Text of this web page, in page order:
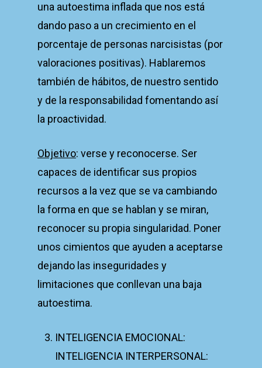
una autoestima inflada que nos está
dando paso a un crecimiento en el
porcentaje de personas narcisistas (por
valoraciones positivas). Hablaremos
también de hábitos, de nuestro sentido
y de la responsabilidad fomentando así
la proactividad.
Objetivo: verse y reconocerse. Ser
capaces de identificar sus propios
recursos a la vez que se va cambiando
la forma en que se hablan y se miran,
reconocer su propia singularidad. Poner
unos cimientos que ayuden a aceptarse
dejando las inseguridades y
limitaciones que conllevan una baja
autoestima.
INTELIGENCIA EMOCIONAL:
INTELIGENCIA INTERPERSONAL: